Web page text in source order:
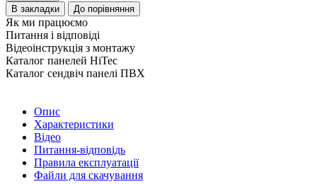
В закладки
До порівняння
Як ми працюємо
Питання і відповіді
Відеоінструкція з монтажу
Каталог панелей HiTec
Каталог сендвіч панелі ПВХ
Опис
Характеристики
Відео
Питання-відповідь
Правила експлуатації
Файли для скачування